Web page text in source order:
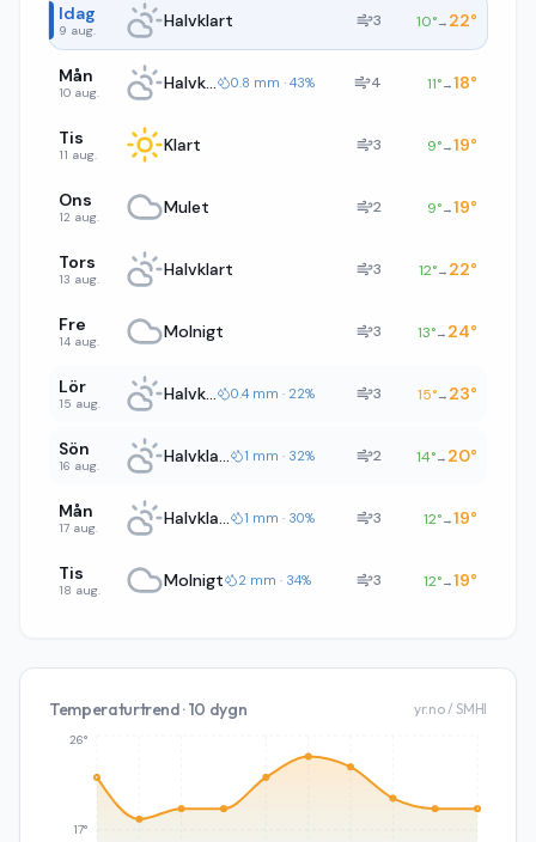
Idag
9 aug. Halvklart 3 10°→ 22°
Mån
10 aug. Halvklart 0.8 mm · 43% 4 11°→18°
Tis
11 aug. Klart 3 9°→19°
Ons
12 aug. Mulet 2 9°→19°
Tors
13 aug. Halvklart 3 12°→ 22°
Fre
14 aug. Molnigt 3 13°→ 24°
Lör
15 aug. Halvklart 0.4 mm · 22% 3 15°→ 23°
Sön
16 aug. Halvklart 1 mm · 32% 2 14°→ 20°
Mån
17 aug. Halvklart 1 mm · 30% 3 12°→19°
Tis
18 aug. Molnigt 2 mm · 34% 3 12°→19°
Temperaturtrend · 10 dygn yr.no / SMHI
17°
26°